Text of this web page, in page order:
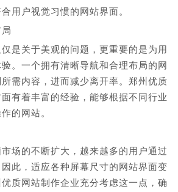
用户视觉习惯的网站界面。
是关于美观的问题，更重要的是为用
。一个拥有清晰导航和合理布局的网
需内容，进而减少离开率。郑州优质
有着丰富的经验，能够根据不同行业
的网站。
场的不断扩大，越来越多的用户通过
此，适应各种屏幕尺寸的网站界面变
质网站制作企业充分考虑这一点，确